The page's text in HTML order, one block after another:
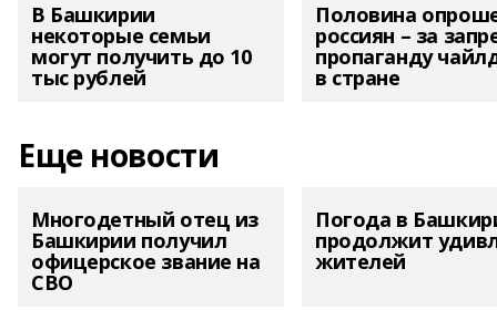
В Башкирии
некоторые семьи
могут получить до 10
тыс рублей
Половина
россиян – за
пропаганду
в стране
Еще новости
Многодетный отец из
Башкирии получил
офицерское звание на
СВО
Погода в
продолжит
жителей